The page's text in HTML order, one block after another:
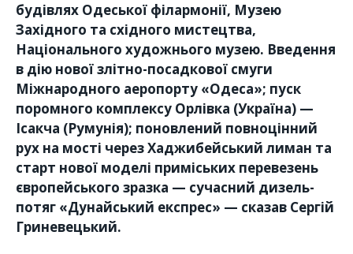
будівлях Одеської філармонії, Музею
Західного та східного мистецтва,
Національного художнього музею. Введення
в дію нової злітно-посадкової смуги
Міжнародного аеропорту «Одеса»; пуск
поромного комплексу Орлівка (Україна) —
Ісакча (Румунія); поновлений повноцінний
рух на мості через Хаджибейський лиман та
старт нової моделі приміських перевезень
європейського зразка — сучасний дизель-
потяг «Дунайський експрес» — сказав Сергій
Гриневецький.